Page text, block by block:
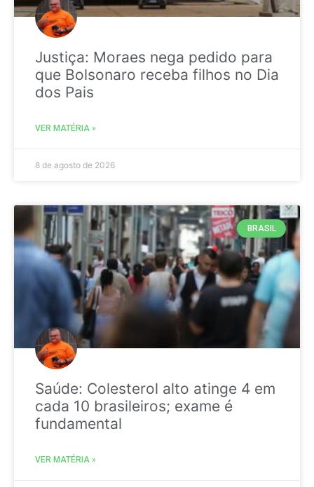
Justiça: Moraes nega pedido para
que Bolsonaro receba filhos no Dia
dos Pais
VER MATÉRIA »
8 de agosto de 2026
BRASIL
Saúde: Colesterol alto atinge 4 em
cada 10 brasileiros; exame é
fundamental
VER MATÉRIA »